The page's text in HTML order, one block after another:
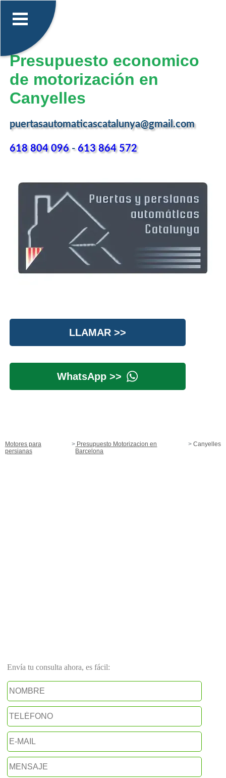
Presupuesto economico
de motorización en
Canyelles
puertasautomaticascatalunya@gmail.com
618 804 096-613 864 572
LLAMAR >>
WhatsApp >>
Motores para
persianas
Presupuesto Motorizacion en
Barcelona
Canyelles
Envía tu consulta ahora, es fácil: